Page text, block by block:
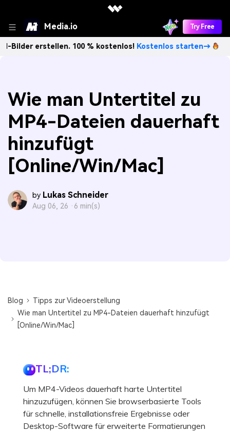
Media.io Try Free
100 % kostenlos! Kostenlos starten→
Wie man Untertitel zu
MP4-Dateien dauerhaft
hinzufügt
[Online/Win/Mac]
by Lukas Schneider
Aug 06, 26 · 6 min(s)
Blog
Tipps zur Videoerstellung
Wie man Untertitel zu MP4-Dateien dauerhaft hinzufügt
[Online/Win/Mac]
TL;DR:
Um MP4-Videos dauerhaft harte Untertitel
hinzuzufügen, können Sie browserbasierte Tools
für schnelle, installationsfreie Ergebnisse oder
Desktop-Software für erweiterte Formatierungen